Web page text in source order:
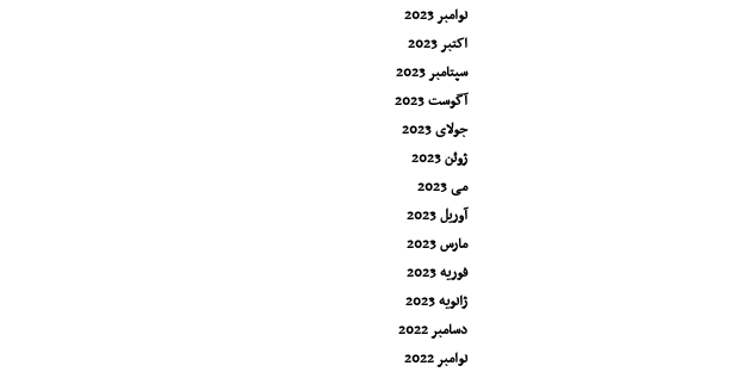
نوامبر 2023
اکتبر 2023
سپتامبر 2023
آگوست 2023
جولای 2023
ژوئن 2023
می 2023
آوریل 2023
مارس 2023
فوریه 2023
ژانویه 2023
دسامبر 2022
نوامبر 2022